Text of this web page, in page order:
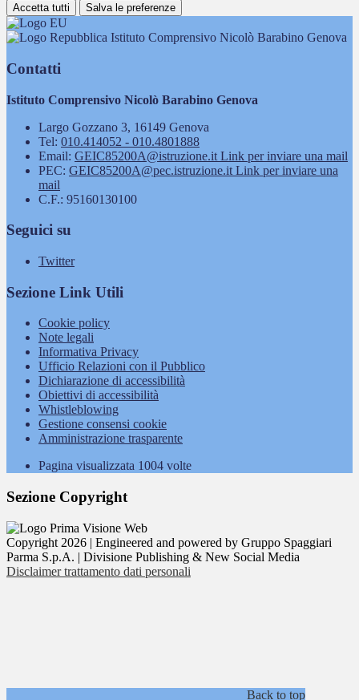
Accetta tutti Salva le preferenze
Istituto Comprensivo Nicolò Barabino Genova
Contatti
Istituto Comprensivo Nicolò Barabino Genova
Largo Gozzano 3, 16149 Genova
Tel: 010.414052 - 010.4801888
Email: GEIC85200A@istruzione.it Link per inviare una mail
PEC: GEIC85200A@pec.istruzione.it Link per inviare una
mail
C.F.: 95160130100
Seguici su
Twitter
Sezione Link Utili
Cookie policy
Note legali
Informativa Privacy
Ufficio Relazioni con il Pubblico
Dichiarazione di accessibilità
Obiettivi di accessibilità
Whistleblowing
Gestione consensi cookie
Amministrazione trasparente
Pagina visualizzata 1004 volte
Sezione Copyright
Copyright 2026 | Engineered and powered by Gruppo Spaggiari
Parma S.p.A. | Divisione Publishing & New Social Media
Disclaimer trattamento dati personali
Back to top